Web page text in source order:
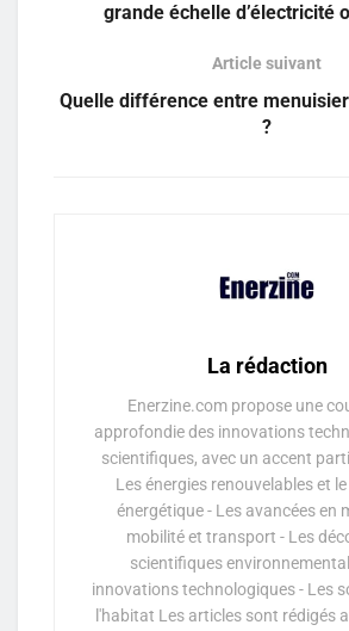
grande échelle d’électricité
Article suivant
Quelle différence entre
?
La rédaction
Enerzine.com propose une
approfondie des innovations
scientifiques, avec un accent
Les énergies renouvelables et
énergétique - Les avancées en
mobilité et transport - Les
scientifiques
innovations technologiques - Les
l'habitat Les articles sont rédigés